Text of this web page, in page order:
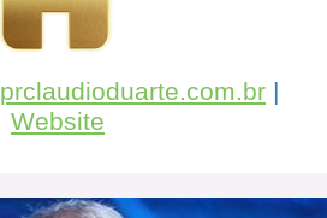
prclaudioduarte.com.br |
Website